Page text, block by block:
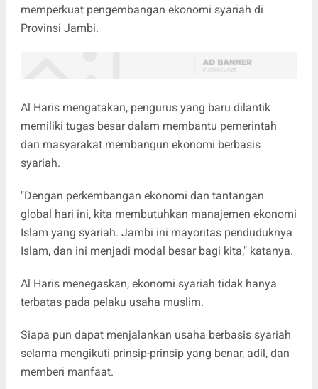
memperkuat pengembangan ekonomi syariah di
Provinsi Jambi.
Al Haris mengatakan, pengurus yang baru dilantik
memiliki tugas besar dalam membantu pemerintah
dan masyarakat membangun ekonomi berbasis
syariah.
"Dengan perkembangan ekonomi dan tantangan
global hari ini, kita membutuhkan manajemen ekonomi
Islam yang syariah. Jambi ini mayoritas penduduknya
Islam, dan ini menjadi modal besar bagi kita," katanya.
Al Haris menegaskan, ekonomi syariah tidak hanya
terbatas pada pelaku usaha muslim.
Siapa pun dapat menjalankan usaha berbasis syariah
selama mengikuti prinsip-prinsip yang benar, adil, dan
memberi manfaat.